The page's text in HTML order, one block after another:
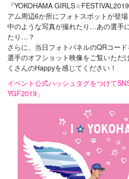
『YOKOHAMA
アム周辺6か所にフォトスポットが登
中のような写真が撮れたり…あの選手
たり…？
さらに、当日フォトパネルのQRコー
選手のオフショット映像をご覧いただ
くさんのHappyを感じてください！
イベント公式ハッシュタグをつけて
YGF2019」